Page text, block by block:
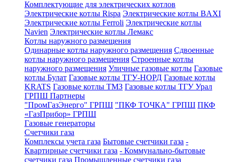
Комплектующие для электрических котлов
Электрические котлы Rispa Электрические котлы BAXI
Электрические котлы Ferroli Электрические котлы
Navien Электрические котлы Лемакс
Котлы наружного размещения
Одинарные котлы наружного размещения Сдвоенные
котлы наружного размещения Строенные котлы
наружного размещения Уличные газовые котлы Газовые
котлы Булат Газовые котлы ТГУ-НОРД Газовые котлы
KRATS Газовые котлы ТМЗ Газовые котлы ТГУ Урал
ГРПШ Партнеры
"ПромГазЭнерго" ГРПШ "ПКФ ТОЧКА" ГРПШ ПКФ
«ГазПрибор» ГРПШ
Газовые генераторы
Счетчики газа
Комплексы учета газа Бытовые счетчики газа -
Квартирные счетчики газа - Коммунально-бытовые
счетчики газа Промышленные счетчики газа